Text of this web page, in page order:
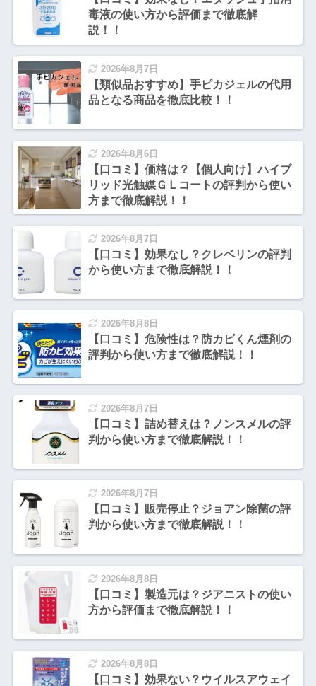
毒液の使い方から評価まで徹底解
説！！
2026年8月7日
【類似品おすすめ】手ピカジェルの代用
品となる商品を徹底比較！！
2026年8月6日
【口コミ】価格は？【個人向け】ハイブ
リッド光触媒ＧＬコートの評判から使い
方まで徹底解説！！
2026年8月7日
【口コミ】効果なし？クレベリンの評判
から使い方まで徹底解説！！
2026年8月8日
【口コミ】危険性は？防カビくん煙剤の
評判から使い方まで徹底解説！！
2026年8月7日
【口コミ】詰め替えは？ノンスメルの評
判から使い方まで徹底解説！！
2026年8月7日
【口コミ】販売停止？ジョアン除菌の評
判から使い方まで徹底解説！！
2026年8月8日
【口コミ】製造元は？ジアニストの使い
方から評価まで徹底解説！！
2026年8月8日
【口コミ】効果ない？ウイルスアウェイ